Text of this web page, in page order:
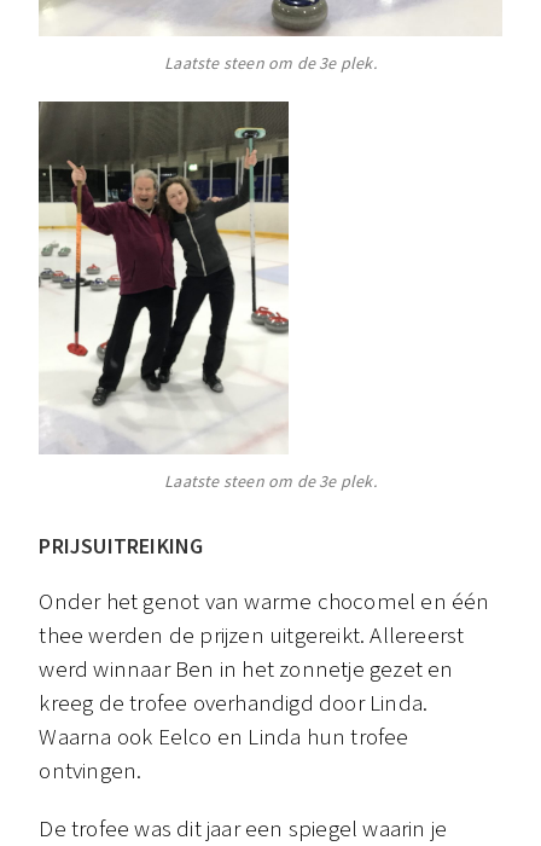
Laatste steen om de 3e plek.
Laatste steen om de 3e plek.
PRIJSUITREIKING
Onder het genot van warme chocomel en één
thee werden de prijzen uitgereikt. Allereerst
werd winnaar Ben in het zonnetje gezet en
kreeg de trofee overhandigd door Linda.
Waarna ook Eelco en Linda hun trofee
ontvingen.
De trofee was dit jaar een spiegel waarin je